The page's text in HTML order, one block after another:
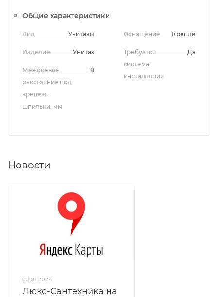
Общие характеристики
Вид Унитазы
Изделие Унитаз
Межосевое
расстояние под
крепеж.
шпильки, мм
18
Оснащение Крепления
Требуется
система
инсталляции
Да
Новости
08.01.2024
Люкс-Сантехника на